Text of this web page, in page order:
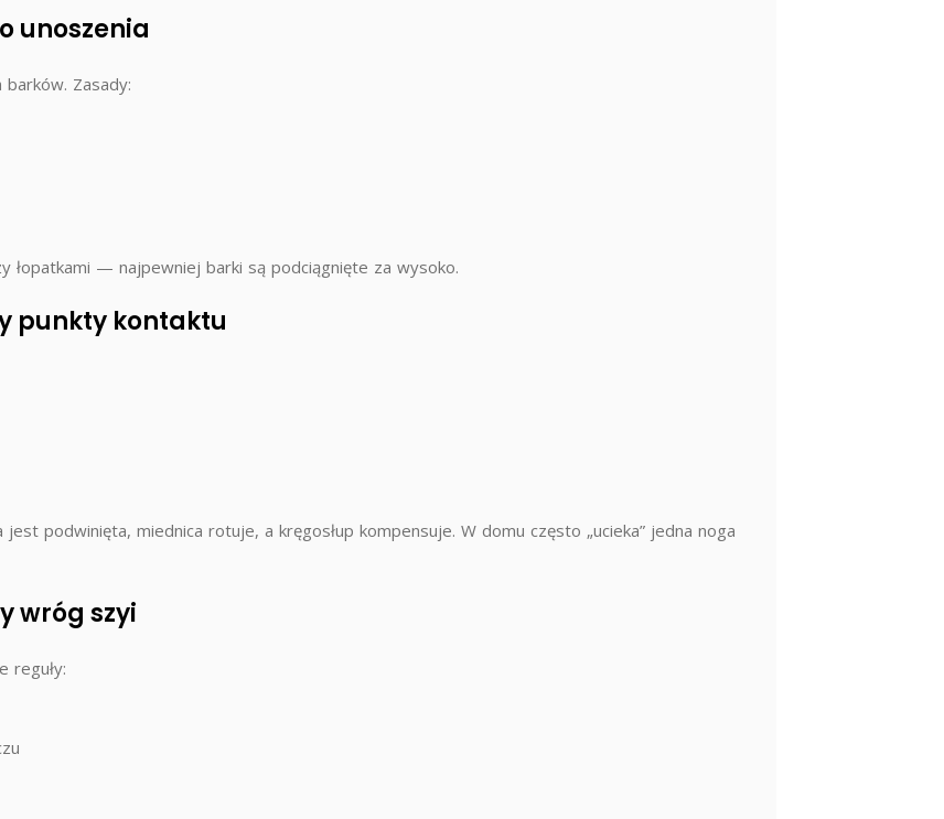
unoszenia
barków. Zasady:
łopatkami — najpewniej barki są podciągnięte za wysoko.
punkty kontaktu
podwinięta, miednica rotuje, a kręgosłup kompensuje. W domu często „ucieka” jedna noga
wróg szyi
reguły: